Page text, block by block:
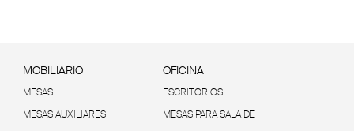
MOBILIARIO
MESAS
MESAS AUXILIARES
OFICINA
ESCRITORIOS
MESAS PARA SALA DE